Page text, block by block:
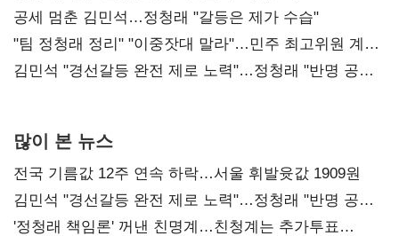
공세 멈춘 김민석…정청래 "갈등은 제가 수습"
"팀 정청래 정리" "이중잣대 말라"…민주 최고위원 계파
다툼 격화
김민석 "경선갈등 완전 제로 노력"…정청래 "반명 공세
많이 본 뉴스
전국 기름값 12주 연속 하락…서울 휘발윳값 1909원
김민석 "경선갈등 완전 제로 노력"…정청래 "반명 공세
사과부터"
'정청래 책임론' 꺼낸 친명계…친청계는 추가투표